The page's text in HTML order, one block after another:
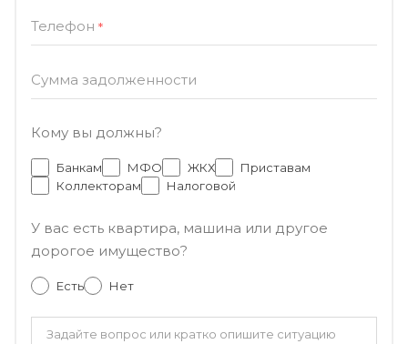
Телефон *
Сумма задолженности
Кому вы должны?
Банкам МФО ЖКХ
Приставам
Коллекторам
Налоговой
У вас есть квартира, машина или другое
дорогое имущество?
Есть Нет